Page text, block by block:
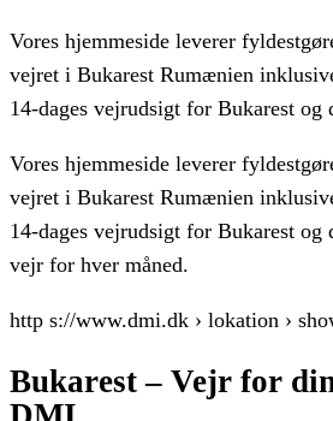
Vores hjemmeside leverer
vejret i Bukarest Rumænien
14-dages vejrudsigt for Bukarest
Vores hjemmeside leverer
vejret i Bukarest Rumænien
14-dages vejrudsigt for Bukarest og
vejr for hver måned.
http s://www.dmi.dk › lokation ›
Bukarest – Vejr for